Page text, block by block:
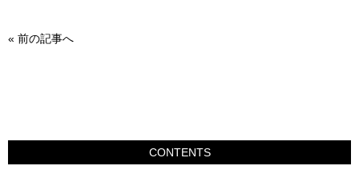
« 前の記事へ
CONTENTS